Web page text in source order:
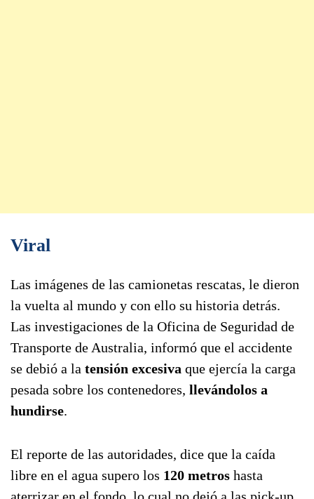
Viral
Las imágenes de las camionetas rescatas, le dieron
la vuelta al mundo y con ello su historia detrás.
Las investigaciones de la Oficina de Seguridad de
Transporte de Australia, informó que el accidente
se debió a la tensión excesiva que ejercía la carga
pesada sobre los contenedores, llevándolos a
hundirse.
El reporte de las autoridades, dice que la caída
libre en el agua supero los 120 metros hasta